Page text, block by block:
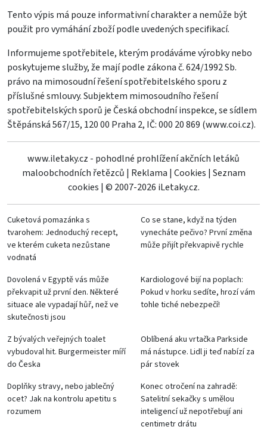
Tento výpis má pouze informativní charakter a nemůže být
použit pro vymáhání zboží podle uvedených specifikací.
Informujeme spotřebitele, kterým prodáváme výrobky nebo
poskytujeme služby, že mají podle zákona č. 624/1992 Sb.
právo na mimosoudní řešení spotřebitelského sporu z
příslušné smlouvy. Subjektem mimosoudního řešení
spotřebitelských sporů je Česká obchodní inspekce, se sídlem
Štěpánská 567/15, 120 00 Praha 2, IČ: 000 20 869 (www.coi.cz).
www.iletaky.cz - pohodlné prohlížení akčních letáků
maloobchodních řetězců | Reklama | Cookies | Seznam
cookies | © 2007-2026 iLetaky.cz.
Cuketová pomazánka s
tvarohem: Jednoduchý recept,
ve kterém cuketa nezůstane
vodnatá
Co se stane, když na týden
vynecháte pečivo? První změna
může přijít překvapivě rychle
Dovolená v Egyptě vás může
překvapit už první den. Některé
situace ale vypadají hůř, než ve
skutečnosti jsou
Kardiologové bijí na poplach:
Pokud v horku sedíte, hrozí vám
tohle tiché nebezpečí!
Z bývalých veřejných toalet
vybudoval hit. Burgermeister míří
do Česka
Oblíbená aku vrtačka Parkside
má nástupce. Lidl ji teď nabízí za
pár stovek
Doplňky stravy, nebo jablečný
ocet? Jak na kontrolu apetitu s
rozumem
Konec otročení na zahradě:
Satelitní sekačky s umělou
inteligencí už nepotřebují ani
centimetr drátu